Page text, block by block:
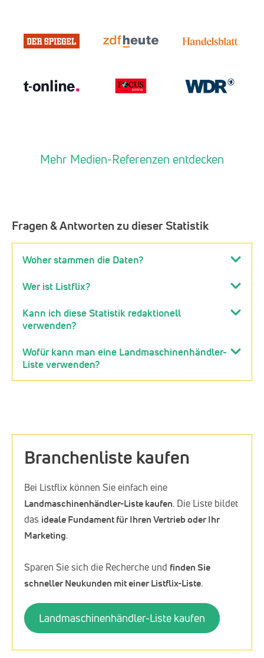
Mehr Medien-Referenzen entdecken
Fragen & Antworten zu dieser Statistik
Woher stammen die Daten?
Wer ist Listflix?
Kann ich diese Statistik redaktionell
verwenden?
Wofür kann man eine Landmaschinenhändler-
Liste verwenden?
Branchenliste kaufen
Bei Listflix können Sie einfach eine
Landmaschinenhändler-Liste kaufen. Die Liste bildet
das ideale Fundament für Ihren Vertrieb oder Ihr
Marketing.
Sparen Sie sich die Recherche und finden Sie
schneller Neukunden mit einer Listflix-Liste.
Landmaschinenhändler-Liste kaufen